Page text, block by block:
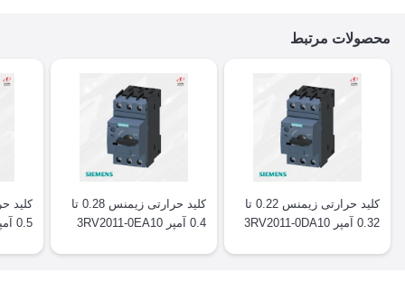
محصولات مرتبط
کلید حرارتی زیمنس 0.22 تا
0.32 آمپر 3RV2011-0DA10
کلید حرارتی زیمنس 0.28 تا
0.4 آمپر 3RV2011-0EA10
0.5 آمپر 3RV2011-0FA10